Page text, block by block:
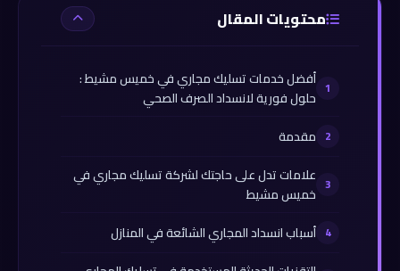
محتويات المقال
أفضل خدمات تسليك مجاري في خميس مشيط :
حلول فورية لانسداد الصرف الصحي
مقدمة
علامات تدل على حاجتك لشركة تسليك مجاري في
خميس مشيط
أسباب انسداد المجاري الشائعة في المنازل